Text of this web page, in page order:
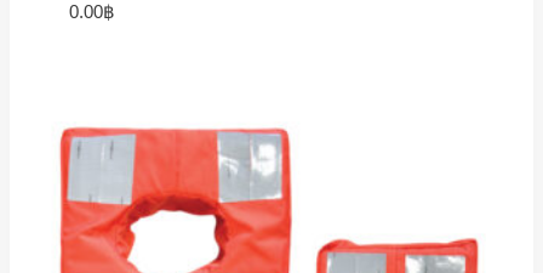
0.00฿